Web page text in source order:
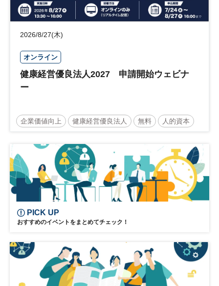
2026/8/27(木)
オンライン
健康経営優良法人2027 申請開始ウェビナ
ー
企業価値向上 健康経営優良法人 無料 人的資本
PICK UP
おすすめのイベントをまとめてチェック！